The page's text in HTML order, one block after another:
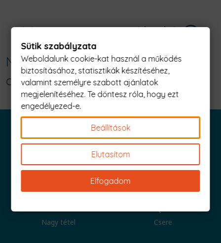
Nagyon sajnáljuk! 😥
Nincs találat erre: "save water drink
cocktail Férfi Póló"
Iratkozz fel és küldjük is az 1000 Ft értékű kuponod!
Nagy tétel Csere
Sütik szabályzata
Weboldalunk cookie-kat használ a működés
biztosításához, statisztikák készítéséhez,
valamint személyre szabott ajánlatok
megjelenítéséhez. Te döntesz róla, hogy ezt
engedélyezed-e.
Beállítások
Elutasítom
Elfogadom